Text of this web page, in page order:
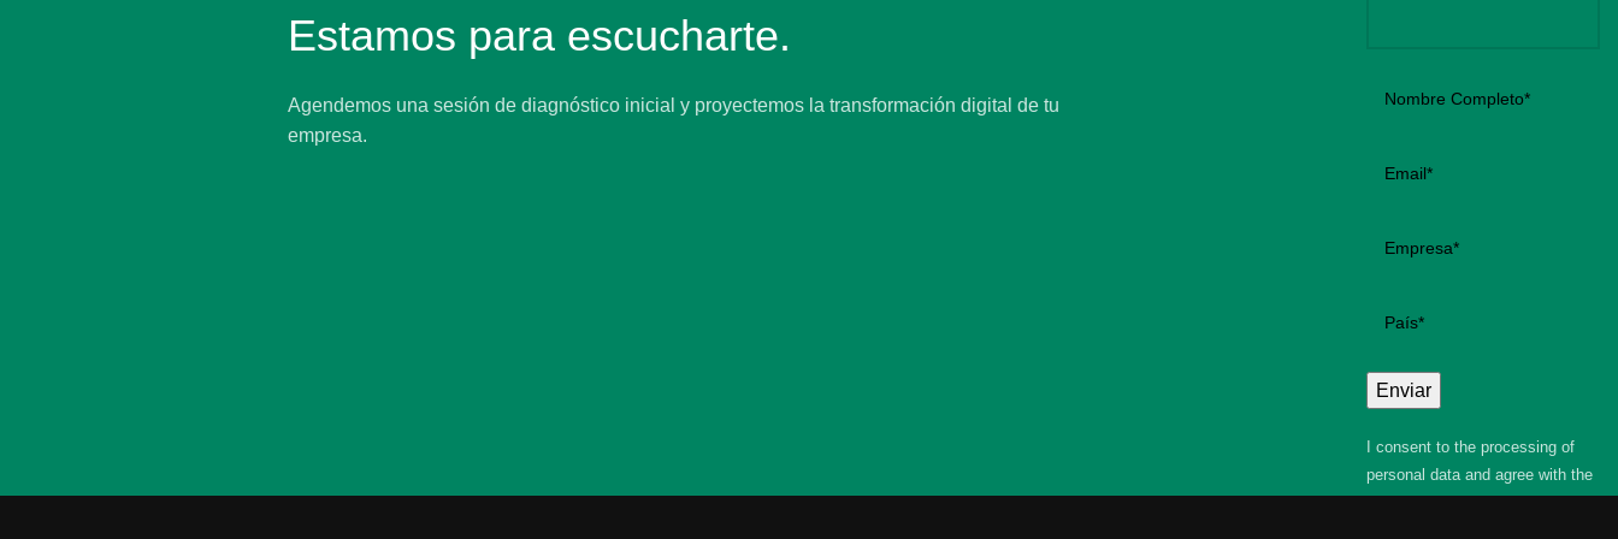
Estamos para escucharte.
Agendemos una sesión de diagnóstico inicial y proyectemos la transformación digital de tu
empresa.
I consent to the processing of
personal data and agree with the